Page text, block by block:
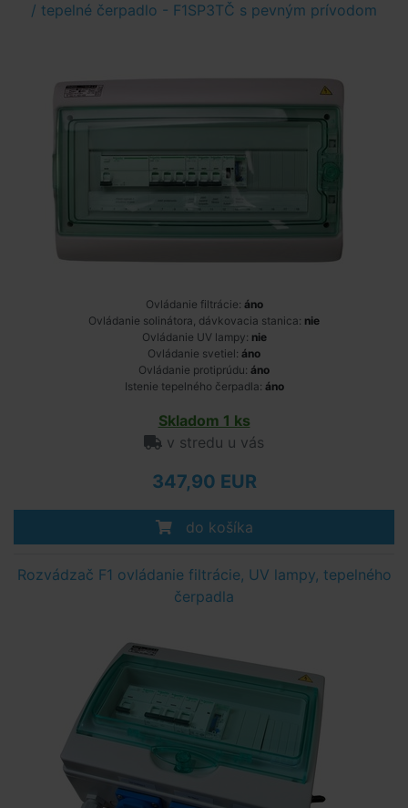
/ tepelné čerpadlo - F1SP3TČ s pevným prívodom
Ovládanie filtrácie: áno
Ovládanie solinátora, dávkovacia stanica: nie
Ovládanie UV lampy: nie
Ovládanie svetiel: áno
Ovládanie protiprúdu: áno
Istenie tepelného čerpadla: áno
Skladom 1 ks
v stredu u vás
347,90 EUR
do košíka
Rozvádzač F1 ovládanie filtrácie, UV lampy, tepelného
čerpadla